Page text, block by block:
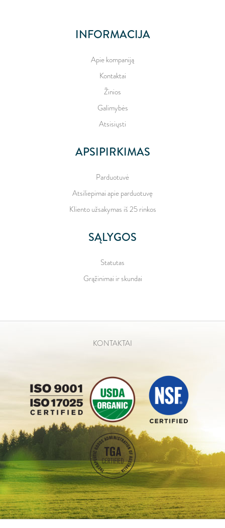
INFORMACIJA
Apie kompaniją
Kontaktai
Žinios
Galimybės
Atsisiųsti
APSIPIRKIMAS
Parduotuvė
Atsiliepimai apie parduotuvę
Kliento užsakymas iš 25 rinkos
SĄLYGOS
Statutas
Grąžinimai ir skundai
KONTAKTAI